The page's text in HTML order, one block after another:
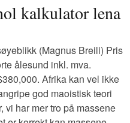
kalkulator lena
(Magnus Breili) Pris
ålesund inkl. mva.
Afrika kan vel ikke
god maoistisk teori
vi har mer tro på massene